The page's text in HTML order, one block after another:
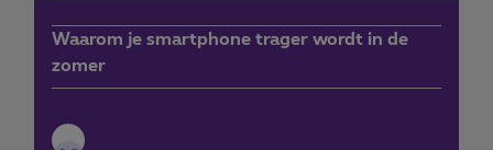
Waarom je smartphone trager wordt in de
zomer